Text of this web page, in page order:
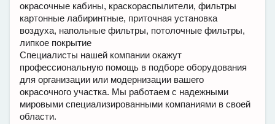
окрасочные кабины, краскораспылители, фильтры
картонные лабиринтные, приточная установка
воздуха, напольные фильтры, потолочные фильтры,
липкое покрытие
Специалисты нашей компании окажут
профессиональную помощь в подборе оборудования
для организации или модернизации вашего
окрасочного участка. Мы работаем с надежными
мировыми специализированными компаниями в своей
области.